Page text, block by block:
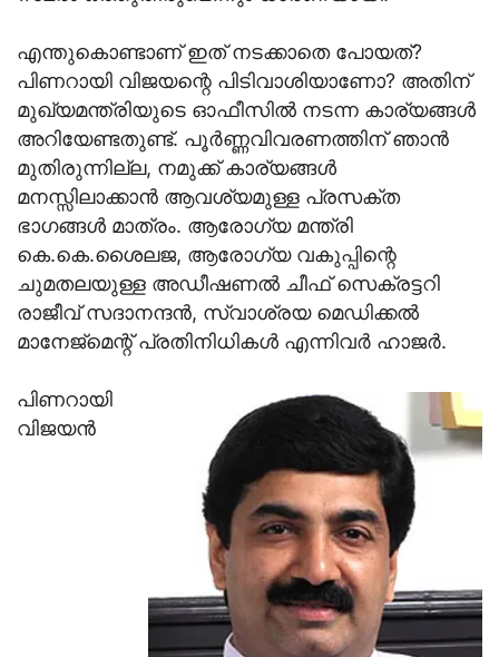
എന്തുകൊണ്ടാണ് ഇത് നടക്കാതെ പോയത്?
പിണറായി വിജയന്റെ പിടിവാശിയാണോ? അതിന്
മുഖ്യമന്ത്രിയുടെ ഓഫീസില്‍ നടന്ന കാര്യങ്ങള്‍
അറിയേണ്ടതുണ്ട്. പൂര്‍ണ്ണവിവരണത്തിന് ഞാന്‍
മുതിരുന്നില്ല, നമുക്ക് കാര്യങ്ങള്‍
മനസ്സിലാക്കാന്‍ ആവശ്യമുള്ള പ്രസക്ത
ഭാഗങ്ങള്‍ മാത്രം. ആരോഗ്യ മന്ത്രി
കെ.കെ.ശൈലജ, ആരോഗ്യ വകുപ്പിന്റെ
ചുമതലയുള്ള അഡീഷണല്‍ ചീഫ് സെക്രട്ടറി
രാജീവ് സദാനന്ദന്‍, സ്വാശ്രയ മെഡിക്കല്‍
മാനേജ്‌മെന്റ് പ്രതിനിധികള്‍ എന്നിവര്‍ ഹാജര്‍.
പിണറായി
വിജയന്‍